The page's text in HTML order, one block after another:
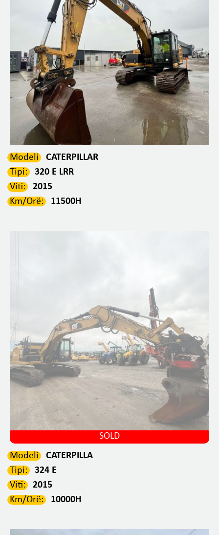
Modeli
CATERPILLAR
Tipi:
320 E LRR
Viti:
2015
Km/Orë:
11500H
SOLD
Modeli
CATERPILLA
Tipi:
324 E
Viti:
2015
Km/Orë:
10000H